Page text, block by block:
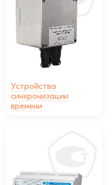
Устройства
синхронизации
времени